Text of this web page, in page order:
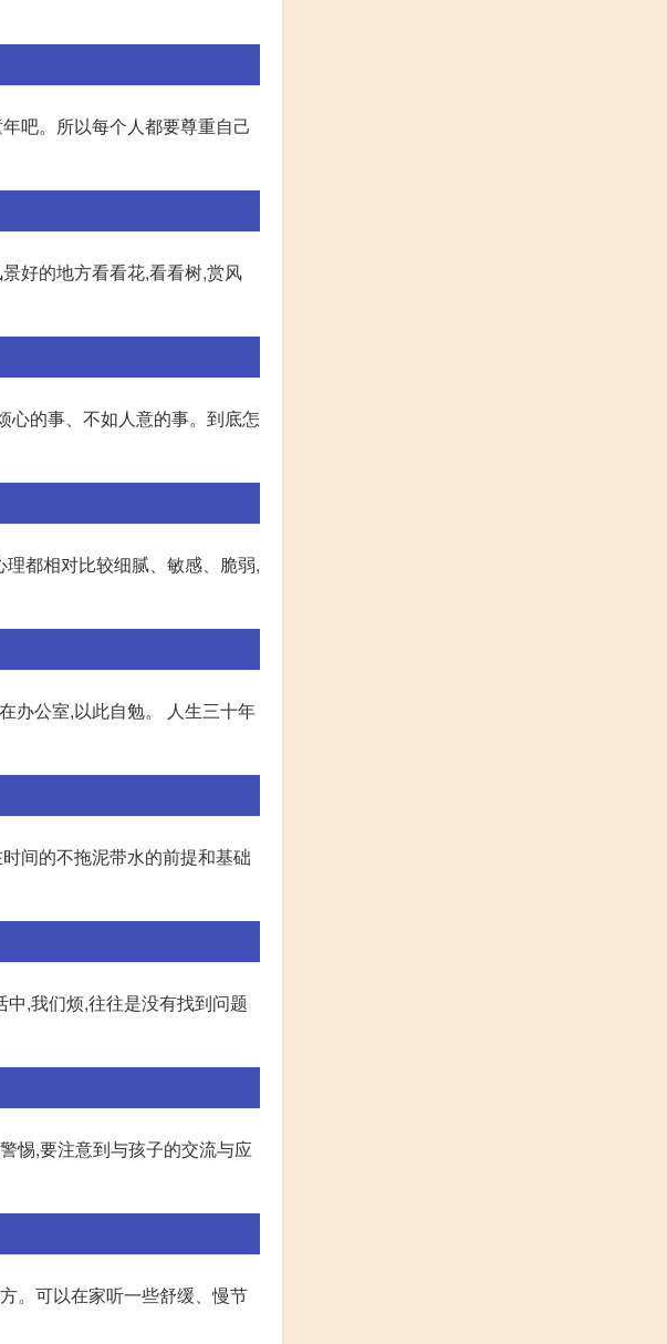
吧。所以每个人都要尊重自己
好的地方看看花,看看树,赏风
心的事、不如人意的事。到底怎
都相对比较细腻、敏感、脆弱,
办公室,以此自勉。 人生三十年
间的不拖泥带水的前提和基础
,我们烦,往往是没有找到问题
惕,要注意到与孩子的交流与应
。可以在家听一些舒缓、慢节